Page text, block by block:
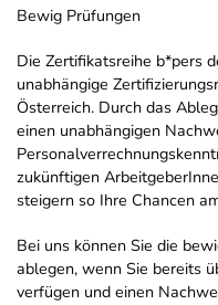
Bewig Prüfungen
Die Zertifikatsreihe b*pers
unabhängige
Österreich. Durch das
einen unabhängigen
zukünftigen
steigern so Ihre Chancen
Bei uns können Sie die
ablegen, wenn Sie bereits
verfügen und einen